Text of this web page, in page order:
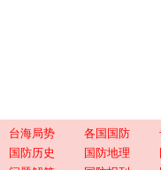
台海局势 各国国防
国防历史 国防地理